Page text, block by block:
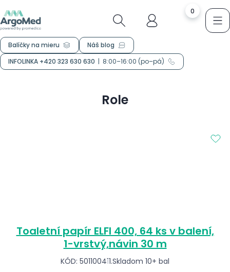
0
Balíčky na mieru
Náš blog
INFOLINKA +420 323 630 630 | 8:00–16:00 (po–pá)
Role
Toaletní papír ELFI 400, 64 ks v balení,
1-vrstvý,návin 30 m
KÓD: 501100411.Skladom 10+ bal